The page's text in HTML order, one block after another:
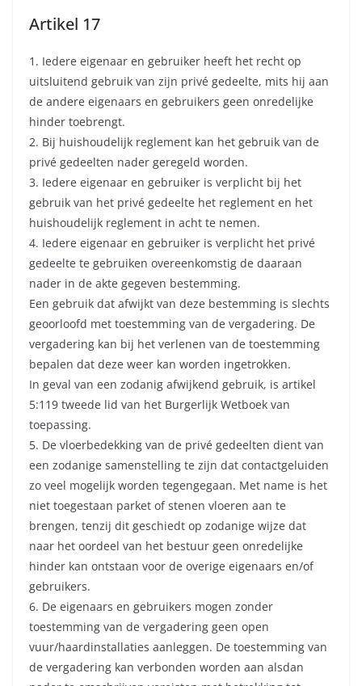
Artikel 17
1. Iedere eigenaar en gebruiker heeft het recht op
uitsluitend gebruik van zijn privé gedeelte, mits hij aan
de andere eigenaars en gebruikers geen onredelijke
hinder toebrengt.
2. Bij huishoudelijk reglement kan het gebruik van de
privé gedeelten nader geregeld worden.
3. Iedere eigenaar en gebruiker is verplicht bij het
gebruik van het privé gedeelte het reglement en het
huishoudelijk reglement in acht te nemen.
4. Iedere eigenaar en gebruiker is verplicht het privé
gedeelte te gebruiken overeenkomstig de daaraan
nader in de akte gegeven bestemming.
Een gebruik dat afwijkt van deze bestemming is slechts
geoorloofd met toestemming van de vergadering. De
vergadering kan bij het verlenen van de toestemming
bepalen dat deze weer kan worden ingetrokken.
In geval van een zodanig afwijkend gebruik, is artikel
5:119 tweede lid van het Burgerlijk Wetboek van
toepassing.
5. De vloerbedekking van de privé gedeelten dient van
een zodanige samenstelling te zijn dat contactgeluiden
zo veel mogelijk worden tegengegaan. Met name is het
niet toegestaan parket of stenen vloeren aan te
brengen, tenzij dit geschiedt op zodanige wijze dat
naar het oordeel van het bestuur geen onredelijke
hinder kan ontstaan voor de overige eigenaars en/of
gebruikers.
6. De eigenaars en gebruikers mogen zonder
toestemming van de vergadering geen open
vuur/haardinstallaties aanleggen. De toestemming van
de vergadering kan verbonden worden aan alsdan